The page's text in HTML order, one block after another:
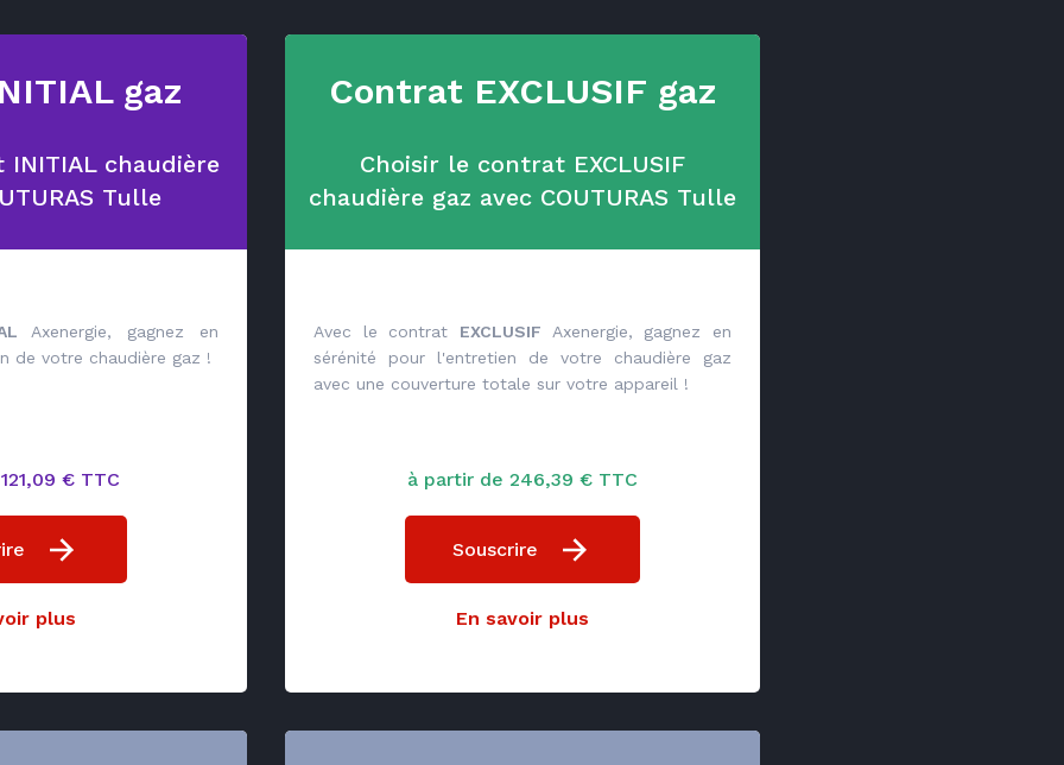
gaz
chaudière
Tulle
Axenergie, gagnez en
de votre chaudière gaz !
€ TTC
plus
Contrat EXCLUSIF gaz
Choisir le contrat EXCLUSIF
chaudière gaz avec COUTURAS Tulle
Avec le contrat EXCLUSIF Axenergie, gagnez en
sérénité pour l'entretien de votre chaudière gaz
avec une couverture totale sur votre appareil !
à partir de 246,39 € TTC
Souscrire
En savoir plus